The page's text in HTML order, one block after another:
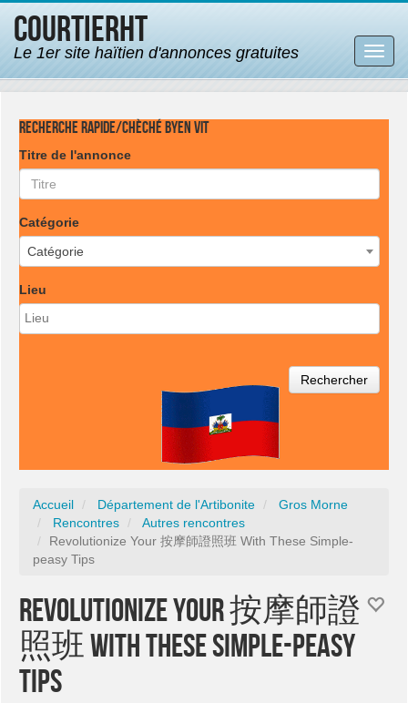
CourtierHT
Le 1er site haïtien d'annonces gratuites
la
Recherche rapide/Chèché byen vit
Titre de l'annonce
Catégorie
Catégorie
Lieu
Rechercher
Accueil Département de l'Artibonite
Gros Morne
Rencontres
Autres rencontres
Revolutionize Your 按摩師證照班 With These Simple-
peasy Tips
Revolutionize Your 按摩師證
照班 With These Simple-peasy
Tips